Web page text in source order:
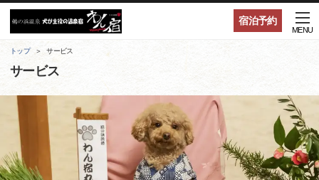
宿泊予約
MENU
トップ サービス
サービス